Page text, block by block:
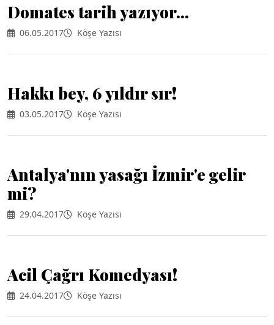
Domates tarih yazıyor...
06.05.2017 Köşe Yazısı
Hakkı bey, 6 yıldır sır!
03.05.2017 Köşe Yazısı
Antalya'nın yasağı İzmir'e gelir
mi?
29.04.2017 Köşe Yazısı
Acil Çağrı Komedyası!
24.04.2017 Köşe Yazısı